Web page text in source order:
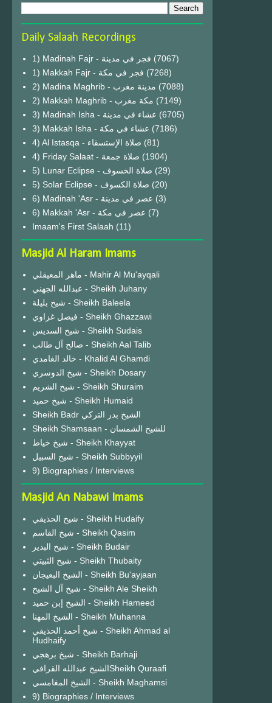
Daily Salaah Recordings
1) Madinah Fajr - فجر في مدينة (7067)
1) Makkah Fajr - فجر في مكة (7268)
2) Madina Maghrib - مدينة مغرب (7088)
2) Makkah Maghrib - مكة مغرب (7149)
3) Madinah Isha - عشاء في مدينة (6705)
3) Makkah Isha - عشاء في مكة (7186)
4) Al Istasqa - صلاة الإستسقاء (81)
4) Friday Salaat - صلاة جمعة (1904)
5) Lunar Eclipse - صلاة الخسوف (29)
(20)
6) Madinah 'Asr - عصر في مدينة (3)
6) Makkah 'Asr - عصر في مكة (7)
Imaam's First Salaah (11)
Masjid Al Haram Imams
ماهر المعيقلي - Mahir Al Mu'ayqali
عبدالله الجهني - Sheikh Juhany
شيخ بليلة - Sheikh Baleela
فيصل غزاوي - Sheikh Ghazzawi
شيخ السديس - Sheikh Sudais
صالح آل طالب - Sheikh Aal Talib
خالد الغامدي - Khalid Al Ghamdi
شيخ الدوسري - Sheikh Dosary
شيخ الشريم - Sheikh Shuraim
شيخ حميد - Sheikh Humaid
Sheikh Badr الشيخ بدر التركي
Sheikh Shamsaan - للشيخ الشمسان
شيخ خياط - Sheikh Khayyat
شيخ السبيل - Sheikh Subbyyil
9) Biographies / Interviews
Masjid An Nabawi Imams
شيخ الحذيفي - Sheikh Hudaify
شيخ القاسم - Sheikh Qasim
شيخ البدير - Sheikh Budair
شيخ الثبيتي - Sheikh Thubaity
الشيخ البعيجان - Sheikh Bu'ayjaan
شيخ آل الشيخ - Sheikh Ale Sheikh
الشيخ إبن حميد - Sheikh Hameed
الشيخ المهنا - Sheikh Muhanna
شيخ أحمد الحذيفي - Sheikh Ahmad al
Hudhaify
شيخ برهجي - Sheikh Barhaji
الشيخ عبدالله القرافيSheikh Quraafi
الشيخ المغامسي - Sheikh Maghamsi
9) Biographies / Interviews